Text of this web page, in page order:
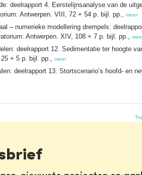
deelrapport 4. Eerstelijnsanalyse van de
Antwerpen. VIII, 72 + 54 p. bijl. pp., meer
– numerieke modellering drempels:
Antwerpen. XIV, 108 + 7 p. bijl. pp.,
deelrapport 12. Sedimentatie ter hoogte
+ 5 p. bijl. pp., meer
deelrapport 13. Stortscenario’s hoofd- en